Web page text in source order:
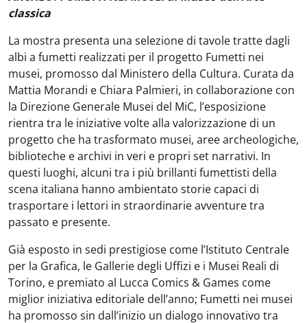
classica
La mostra presenta una selezione di tavole tratte dagli
albi a fumetti realizzati per il progetto Fumetti nei
musei, promosso dal Ministero della Cultura. Curata da
Mattia Morandi e Chiara Palmieri, in collaborazione con
la Direzione Generale Musei del MiC, l’esposizione
rientra tra le iniziative volte alla valorizzazione di un
progetto che ha trasformato musei, aree archeologiche,
biblioteche e archivi in veri e propri set narrativi. In
questi luoghi, alcuni tra i più brillanti fumettisti della
scena italiana hanno ambientato storie capaci di
trasportare i lettori in straordinarie avventure tra
passato e presente.
Già esposto in sedi prestigiose come l’Istituto Centrale
per la Grafica, le Gallerie degli Uffizi e i Musei Reali di
Torino, e premiato al Lucca Comics & Games come
miglior iniziativa editoriale dell’anno; Fumetti nei musei
ha promosso sin dall’inizio un dialogo innovativo tra